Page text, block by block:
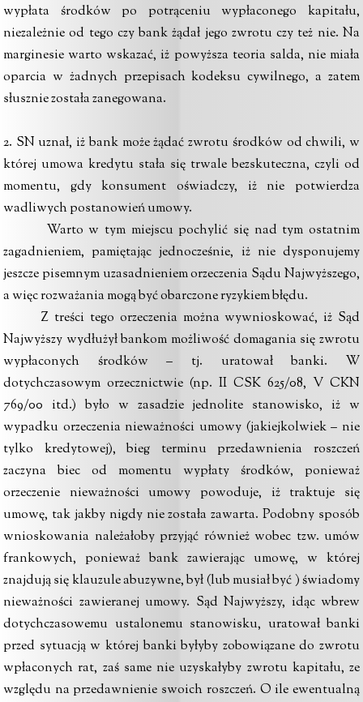
wypłata środków po potrąceniu wypłaconego kapitału,
niezależnie od tego czy bank żądał jego zwrotu czy też nie. Na
marginesie warto wskazać, iż powyższa teoria salda, nie miała
oparcia w żadnych przepisach kodeksu cywilnego, a zatem
słusznie została zanegowana.
2. SN uznał, iż bank może żądać zwrotu środków od chwili, w
której umowa kredytu stała się trwale bezskuteczna, czyli od
momentu, gdy konsument oświadczy, iż nie potwierdza
wadliwych postanowień umowy.
Warto w tym miejscu pochylić się nad tym ostatnim
zagadnieniem, pamiętając jednocześnie, iż nie dysponujemy
jeszcze pisemnym uzasadnieniem orzeczenia Sądu Najwyższego,
a więc rozważania mogą być obarczone ryzykiem błędu.
Z treści tego orzeczenia można wywnioskować, iż Sąd
Najwyższy wydłużył bankom możliwość domagania się zwrotu
wypłaconych środków – tj. uratował banki. W
dotychczasowym orzecznictwie (np. II CSK 625/08, V CKN
769/00 itd.) było w zasadzie jednolite stanowisko, iż w
wypadku orzeczenia nieważności umowy (jakiejkolwiek – nie
tylko kredytowej), bieg terminu przedawnienia roszczeń
zaczyna biec od momentu wypłaty środków, ponieważ
orzeczenie nieważności umowy powoduje, iż traktuje się
umowę, tak jakby nigdy nie została zawarta. Podobny sposób
wnioskowania należałoby przyjąć również wobec tzw. umów
frankowych, ponieważ bank zawierając umowę, w której
znajdują się klauzule abuzywne, był (lub musiał być ) świadomy
nieważności zawieranej umowy. Sąd Najwyższy, idąc wbrew
dotychczasowemu ustalonemu stanowisku, uratował banki
przed sytuacją w której banki byłyby zobowiązane do zwrotu
wpłaconych rat, zaś same nie uzyskałyby zwrotu kapitału, ze
względu na przedawnienie swoich roszczeń. O ile ewentualną